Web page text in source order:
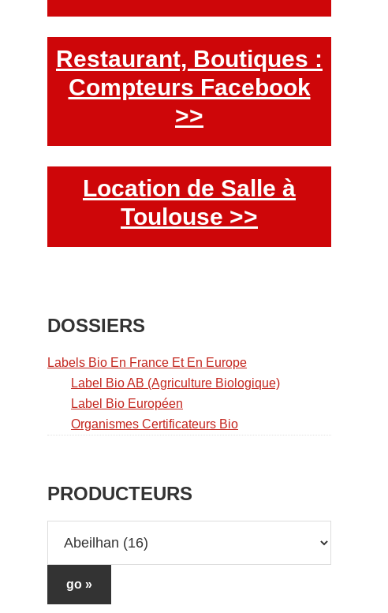
Restaurant, Boutiques :
Compteurs Facebook
>>
Location de Salle à
Toulouse >>
DOSSIERS
Labels Bio En France Et En Europe
Label Bio AB (Agriculture Biologique)
Label Bio Européen
Organismes Certificateurs Bio
PRODUCTEURS